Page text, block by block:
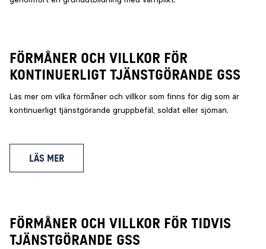
FÖRMÅNER OCH VILLKOR FÖR
KONTINUERLIGT TJÄNSTGÖRANDE GSS
Läs mer om vilka förmåner och villkor som finns för dig som är
kontinuerligt tjänstgörande gruppbefäl, soldat eller sjöman.
LÄS MER
FÖRMÅNER OCH VILLKOR FÖR TIDVIS
TJÄNSTGÖRANDE GSS